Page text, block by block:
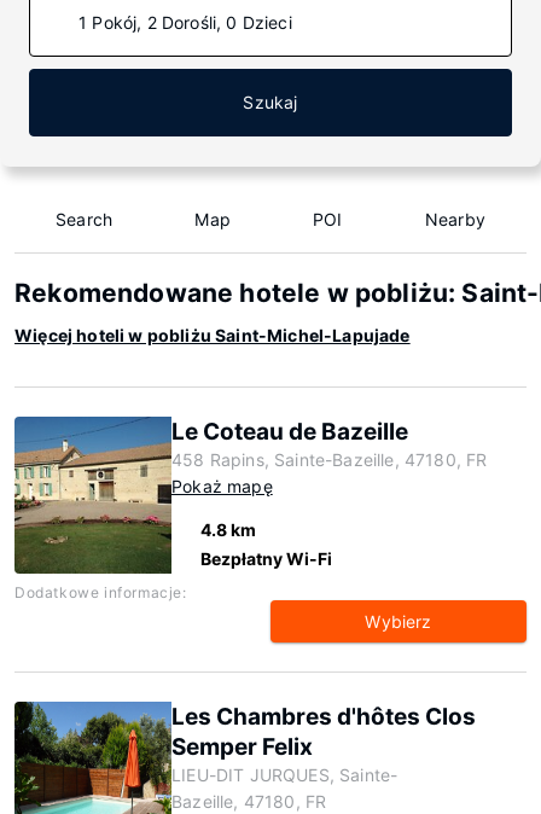
1 Pokój, 2 Dorośli, 0 Dzieci
Szukaj
Search Map POI Nearby
Rekomendowane hotele w pobliżu:
Więcej hoteli w pobliżu Saint-Michel-Lapujade
Le Coteau de Bazeille
458 Rapins, Sainte-Bazeille, 47180, FR
Pokaż mapę
4.8 km
Bezpłatny Wi-Fi
Dodatkowe informacje:
Wybierz
Les Chambres d'hôtes Clos
Semper Felix
LIEU-DIT JURQUES, Sainte-
Bazeille, 47180, FR